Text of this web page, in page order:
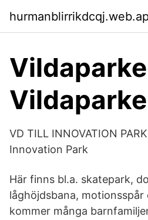
VD TILL INNOVATION
Innovation Park
Här finns bl.a. skatepark,
låghöjdsbana,
kommer många